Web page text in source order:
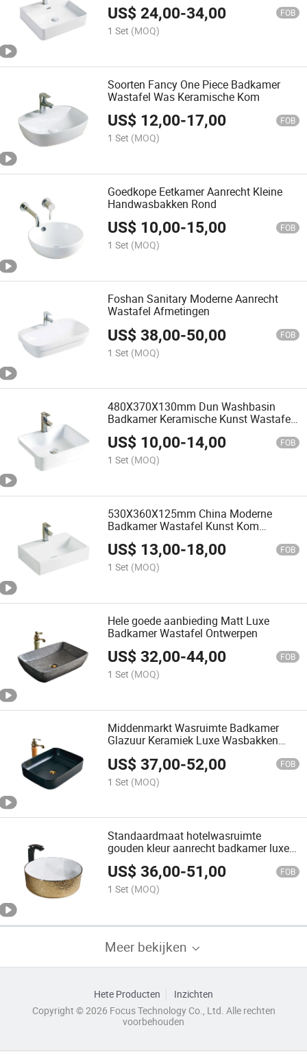
US$24,00-34,00 FOB
1 Set (MOQ)
Soorten Fancy One Piece Badkamer
Wastafel Was Keramische Kom
US$ 12,00-17,00 FOB
1 Set (MOQ)
Goedkope Eetkamer Aanrecht Kleine
Handwasbakken Rond
US$ 10,00-15,00 FOB
1 Set (MOQ)
Foshan Sanitary Moderne Aanrecht
Wastafel Afmetingen
US$38,00-50,00 FOB
1 Set (MOQ)
480X370X130mm Dun Washbasin
Badkamer Keramische Kunst Wastafel
US$ 10,00-14,00 FOB
1 Set (MOQ)
530X360X125mm China Moderne
Badkamer Wastafel Kunst Kom
Keramiek
US$ 13,00-18,00 FOB
1 Set (MOQ)
Hele goede aanbieding Matt Luxe
Badkamer Wastafel Ontwerpen
US$32,00-44,00 FOB
1 Set (MOQ)
Middenmarkt Wasruimte Badkamer
Glazuur Keramiek Luxe Wasbakken
US$37,00-52,00 FOB
1 Set (MOQ)
Standaardmaat hotelwasruimte
gouden kleur aanrecht badkamer luxe
wastafels
US$36,00-51,00 FOB
1 Set (MOQ)
Meer bekijken
Hete Producten
Inzichten
Copyright © 2026 Focus Technology Co., Ltd. Alle rechten
voorbehouden